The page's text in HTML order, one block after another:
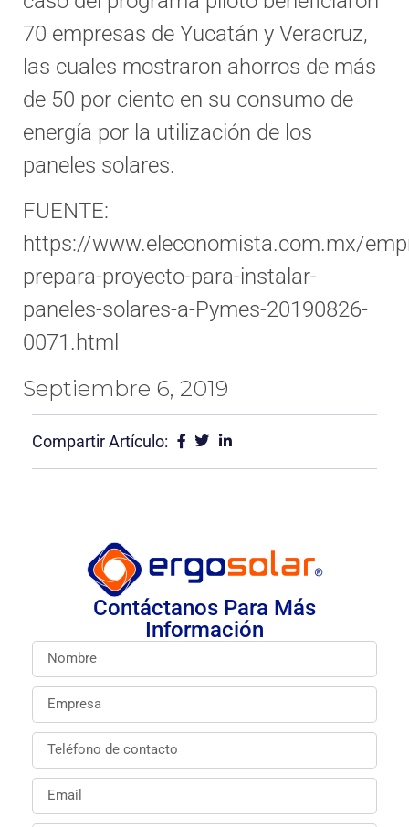
70 empresas de Yucatán y Veracruz,
las cuales mostraron ahorros de más
de 50 por ciento en su consumo de
energía por la utilización de los
paneles solares.
FUENTE:
https://www.eleconomista.com.mx/
prepara-proyecto-para-instalar-
paneles-solares-a-Pymes-20190826-
0071.html
Septiembre 6, 2019
Compartir Artículo:
Contáctanos Para Más
Información